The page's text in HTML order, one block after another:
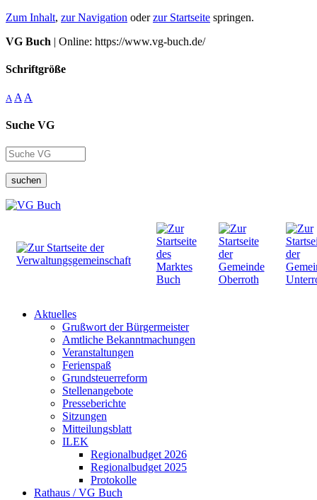
Zum Inhalt, zur Navigation oderzur Startseite springen.
VG Buch | Online: https://www.vg-buch.de/
Schriftgröße
A A A
Suche VG
suchen
Aktuelles
Grußwort der Bürgermeister
Amtliche Bekanntmachungen
Veranstaltungen
Ferienspaß
Grundsteuerreform
Stellenangebote
Presseberichte
Sitzungen
Mitteilungsblatt
ILEK
Regionalbudget 2026
Regionalbudget 2025
Protokolle
Rathaus / VG Buch